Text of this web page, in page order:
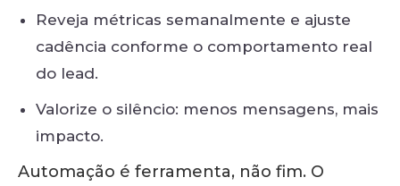
Reveja métricas semanalmente e ajuste
cadência conforme o comportamento real
do lead.
Valorize o silêncio: menos mensagens, mais
impacto.
Automação é ferramenta, não fim. O